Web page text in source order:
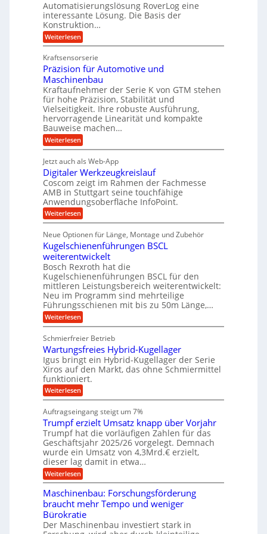
r
g
l
e
c
h
l
g
e
w
i
n
d
e
t
r
i
e
b
e
f
ü
r
r
a
e
U
m
g
e
b
u
n
g
e
n
s
a
t
z
n
d
A
u
f
t
r
a
s
i
n
g
a
n
g
e
i
t
s
l
o
s
e
,
w
e
n
i
g
e
r
S
t
e
l
e
n
Automatisierungslösung RoverLog eine
interessante Lösung. Die Basis der
Konstruktion…
Weiterlesen:
Z
h
n
s
t
a
n
g
e
n
g
e
t
r
i
e
b
e
f
ü
r
r
ä
i
s
e
H
u
b
b
e
w
e
g
u
n
g
e
n
Kraftsensorserie
Präzision für Automotive und
Maschinenbau
Kraftaufnehmer der Serie K von GTM stehen
für hohe Präzision, Stabilität und
Vielseitigkeit. Ihre robuste Ausführung,
hervorragende Linearität und kompakte
Bauweise machen…
Weiterlesen:
P
ä
z
i
s
i
o
n
f
r
A
u
t
o
m
o
t
i
v
e
n
d
M
a
s
c
h
i
e
n
b
a
u
Jetzt auch als Web-App
Digitaler Werkzeugkreislauf
Coscom zeigt im Rahmen der Fachmesse
AMB in Stuttgart seine touchfähige
Anwendungsoberfläche InfoPoint.
Weiterlesen:
D
g
i
t
a
l
e
r
W
e
r
k
z
e
u
g
k
r
e
i
s
a
u
f
Neue Optionen für Länge, Montage und Zubehör
Kugelschienenführungen BSCL
weiterentwickelt
Bosch Rexroth hat die
Kugelschienenführungen BSCL für den
mittleren Leistungsbereich weiterentwickelt:
Neu im Programm sind mehrteilige
Führungsschienen mit bis zu 50m Länge,…
Weiterlesen:
K
g
e
l
s
c
h
i
e
e
n
f
ü
h
r
u
n
g
e
B
S
C
Schmierfreier Betrieb
Wartungsfreies Hybrid-Kugellager
Igus bringt ein Hybrid-Kugellager der Serie
Xiros auf den Markt, das ohne Schmiermittel
funktioniert.
Weiterlesen:
W
r
t
u
n
g
s
f
r
e
i
e
s
H
y
b
Auftragseingang steigt um 7%
Trumpf erzielt Umsatz knapp über Vorjahr
Trumpf hat die vorläufigen Zahlen für das
Geschäftsjahr 2025/26 vorgelegt. Demnach
wurde ein Umsatz von 4,3Mrd.€ erzielt,
dieser lag damit in etwa…
Weiterlesen:
T
u
m
p
f
e
Maschinenbau: Forschungsförderung
braucht mehr Tempo und weniger
Bürokratie
Der Maschinenbau investiert stark in